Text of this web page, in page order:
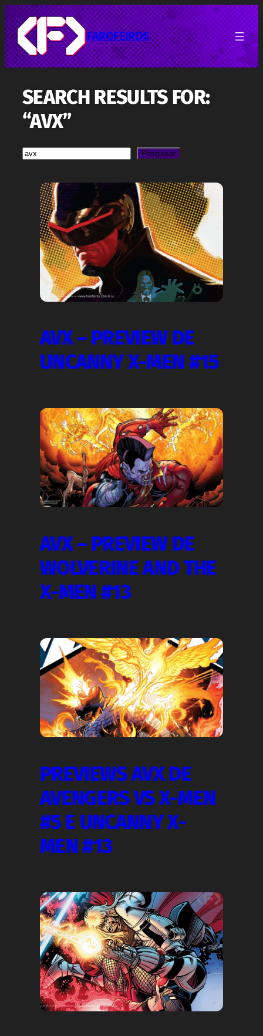
Pular
para
o
conteúdo
FAROFEIROS
SEARCH RESULTS FOR:
“AVX”
Pesquisa Pesquisar
AVX – PREVIEW DE
UNCANNY X-MEN #15
AVX – PREVIEW DE
WOLVERINE AND THE
X-MEN #13
PREVIEWS AVX DE
AVENGERS VS X-MEN
#5 E UNCANNY X-
MEN #13